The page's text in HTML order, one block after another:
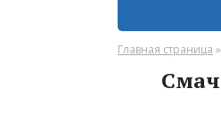
Главная страница »